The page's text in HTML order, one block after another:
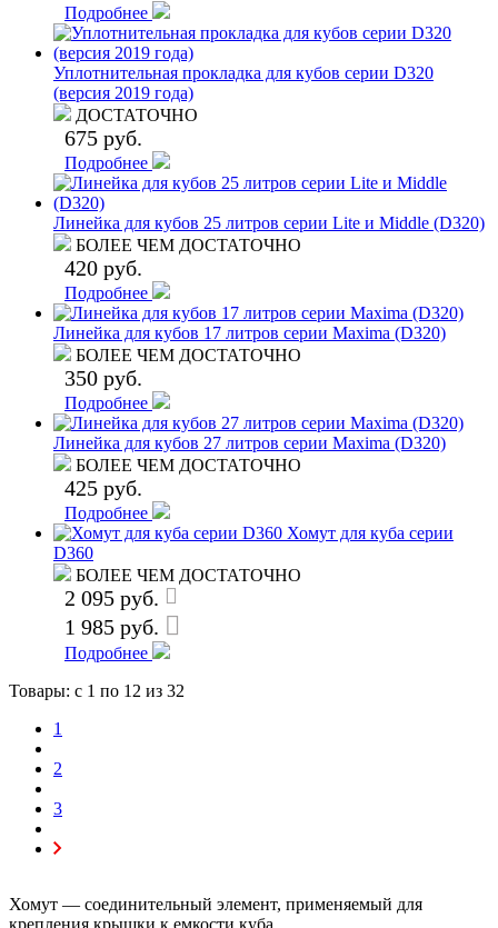
Подробнее
Уплотнительная прокладка для кубов серии D320
(версия 2019 года)
ДОСТАТОЧНО
675 руб.
Подробнее
Линейка для кубов 25 литров серии Lite и Middle (D320)
БОЛЕЕ ЧЕМ ДОСТАТОЧНО
420 руб.
Подробнее
Линейка для кубов 17 литров серии Maxima (D320)
БОЛЕЕ ЧЕМ ДОСТАТОЧНО
350 руб.
Подробнее
Линейка для кубов 27 литров серии Maxima (D320)
БОЛЕЕ ЧЕМ ДОСТАТОЧНО
425 руб.
Подробнее
Хомут для куба серии
D360
БОЛЕЕ ЧЕМ ДОСТАТОЧНО
2 095 руб.
1 985 руб.
Подробнее
Товары: с 1 по 12 из 32
1
2
3
Хомут — соединительный элемент, применяемый для
крепления крышки к емкости куба.